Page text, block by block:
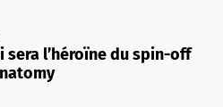
sera l’héroïne du spin-off